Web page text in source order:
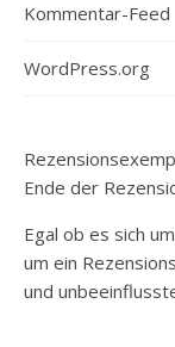
Kommentar-Feed
WordPress.org
Ende der
Egal ob es sich
um ein
und